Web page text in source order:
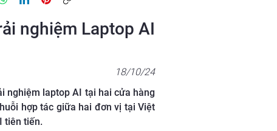
nghiệm Laptop AI
18/10/24
nghiệm laptop AI tại hai cửa hàng
hợp tác giữa hai đơn vị tại Việt
tiên tiến.